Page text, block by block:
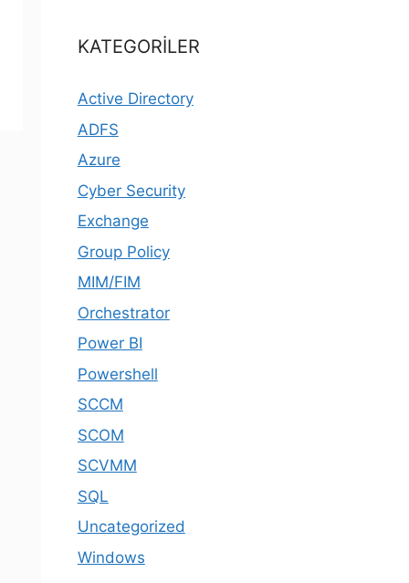
KATEGORİLER
Active Directory
ADFS
Azure
Cyber Security
Exchange
Group Policy
MIM/FIM
Orchestrator
Power BI
Powershell
SCCM
SCOM
SCVMM
SQL
Uncategorized
Windows